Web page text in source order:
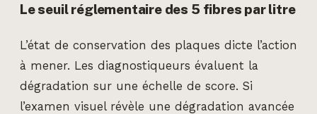
Le seuil réglementaire des 5 fibres par litre
L’état de conservation des plaques dicte l’action
à mener. Les diagnostiqueurs évaluent la
dégradation sur une échelle de score. Si
l’examen visuel révèle une dégradation avancée